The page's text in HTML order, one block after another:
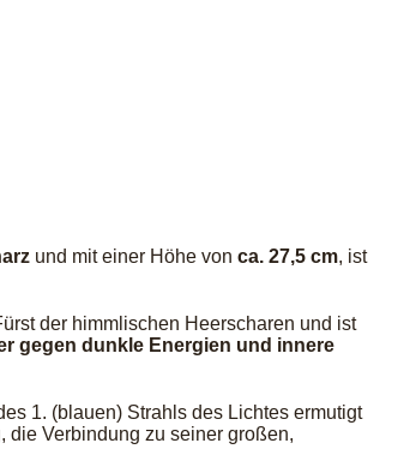
und mit einer Höhe von ca. 27,5 cm, ist
der himmlischen Heerscharen und ist
gegen dunkle Energien und innere
1. (blauen) Strahls des Lichtes ermutigt
die Verbindung zu seiner großen,